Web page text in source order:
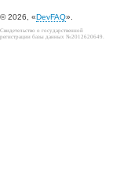
© 2026, «DevFAQ».
Свидетельство о государственной
регистрации базы данных №2012620649.